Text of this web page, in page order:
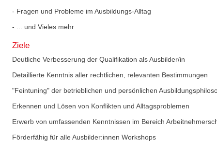
- Fragen und Probleme im Ausbildungs-Alltag
- ... und Vieles mehr
Ziele
Deutliche Verbesserung der Qualifikation als Ausbilder/in
Detaillierte Kenntnis aller rechtlichen, relevanten Bestimmungen
"Feintuning" der betrieblichen und persönlichen
Erkennen und Lösen von Konflikten und Alltagsproblemen
Erwerb von umfassenden Kenntnissen im Bereich
Förderfähig für alle Ausbilder:innen Workshops